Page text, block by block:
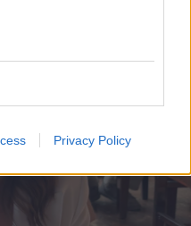
Privacy Policy